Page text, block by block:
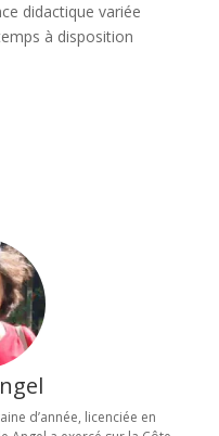
didactique variée
à disposition
d’année, licenciée en